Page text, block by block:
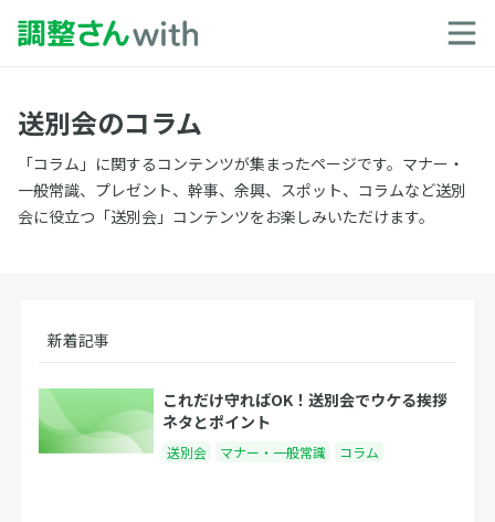
送別会のコラム
「コラム」に関するコンテンツが集まったページです。マナー・
一般常識、プレゼント、幹事、余興、スポット、コラムなど送別
会に役立つ「送別会」コンテンツをお楽しみいただけます。
新着記事
これだけ守ればOK！送別会でウケる挨拶
ネタとポイント
送別会 マナー・一般常識 コラム